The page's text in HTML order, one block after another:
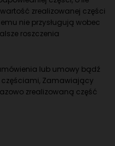
zrealizowanej części
nie przysługują wobec
roszczenia
lub umowy bądź
Zamawiający
zrealizowaną część